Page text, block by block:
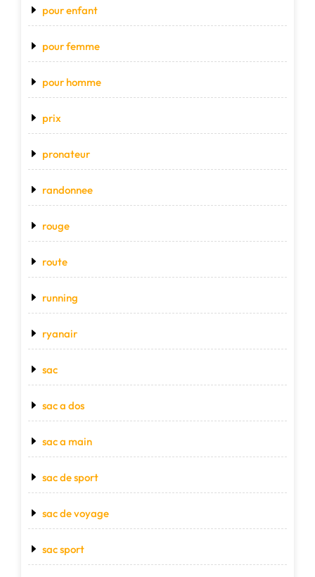
pour enfant
pour femme
pour homme
prix
pronateur
randonnee
rouge
route
running
ryanair
sac
sac a dos
sac a main
sac de sport
sac de voyage
sac sport